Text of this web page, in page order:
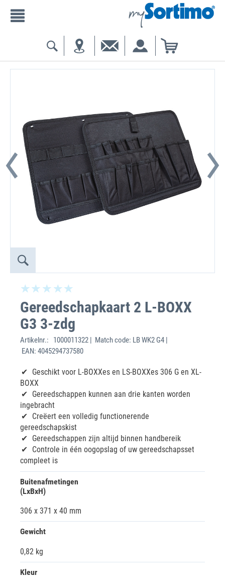
Gereedschapkaart 2 L-BOXX
G3 3-zdg
Artikelnr.:
1000011322 | Match code: LB WK2 G4 |
EAN: 4045294737580
Geschikt voor L-BOXXes en LS-BOXXes 306 G en XL-
BOXX
Gereedschappen kunnen aan drie kanten worden
ingebracht
Creëert een volledig functionerende
gereedschapskist
Gereedschappen zijn altijd binnen handbereik
Controle in één oogopslag of uw gereedschapsset
compleet is
Buitenafmetingen
(LxBxH)
306 x 371 x 40 mm
Gewicht
0,82 kg
Kleur